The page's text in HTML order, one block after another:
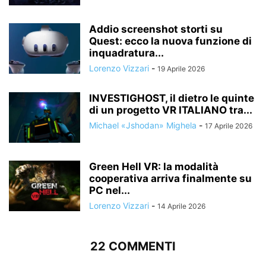
Addio screenshot storti su
Quest: ecco la nuova funzione di
inquadratura...
Lorenzo Vizzari - 19 Aprile 2026
INVESTIGHOST, il dietro le quinte
di un progetto VR ITALIANO tra...
Michael «Jshodan» Mighela - 17 Aprile 2026
Green Hell VR: la modalità
cooperativa arriva finalmente su
PC nel...
Lorenzo Vizzari - 14 Aprile 2026
22 COMMENTI